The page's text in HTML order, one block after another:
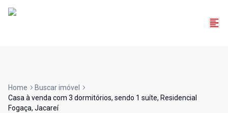
Home
Buscar imóvel
Casa à venda com 3 dormitórios, sendo 1 suíte, Residencial
Fogaça, Jacareí